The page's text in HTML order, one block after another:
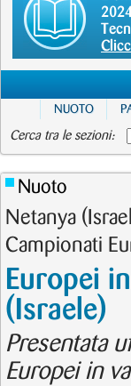
NUOTO
Cerca tra le sezioni:
Nuoto
Netanya
Campionati
Europei
(Israele)
Presentata
Europei in